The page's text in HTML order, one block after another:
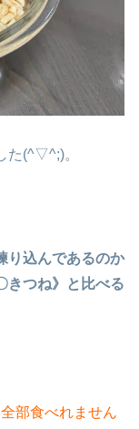
た(^▽^;)。
り込んであるのか
きつね》と比べる
部食べれません